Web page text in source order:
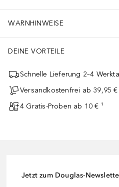
WARNHINWEISE
DEINE VORTEILE
Schnelle Lieferung 2–4
Versandkostenfrei ab 39,95 €
4 Gratis-Proben ab 10 € ¹
Jetzt zum Douglas-